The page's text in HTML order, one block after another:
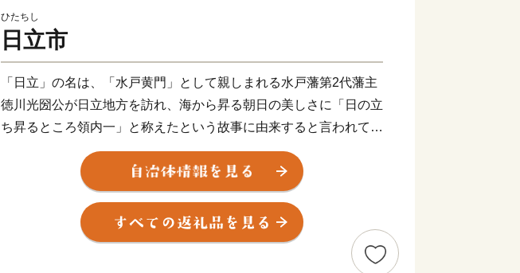
ひたちし
日立市
「日立」の名は、「水戸黄門」として親しまれる水戸藩第2代藩主
徳川光圀公が日立地方を訪れ、海から昇る朝日の美しさに「日の立
ち昇るところ領内一」と称えたという故事に由来すると言われてい
日立市は、日本で最も広い関東平野の北端、茨城県の北東部にあ
り、西は阿武隈山系に連なり東は雄大な太平洋に臨む、豊かな自然
環境と穏やかな気候に恵まれた「四季折々の美しい自然を満喫でき
るまち」です。
また、明治時代から鉱業、電気機械産業を中心とする近代産業が発